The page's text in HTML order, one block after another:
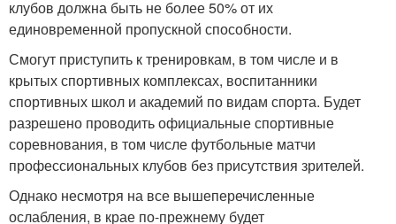
клубов должна быть не более 50% от их
единовременной пропускной способности.
Смогут приступить к тренировкам, в том числе и в
крытых спортивных комплексах, воспитанники
спортивных школ и академий по видам спорта. Будет
разрешено проводить официальные спортивные
соревнования, в том числе футбольные матчи
профессиональных клубов без присутствия зрителей.
Однако несмотря на все вышеперечисленные
ослабления, в крае по-прежнему будет